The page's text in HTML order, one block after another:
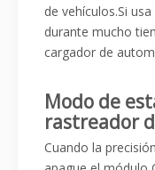
de vehículos.Si
durante mucho
cargador de
Modo de
rastreador
Cuando la